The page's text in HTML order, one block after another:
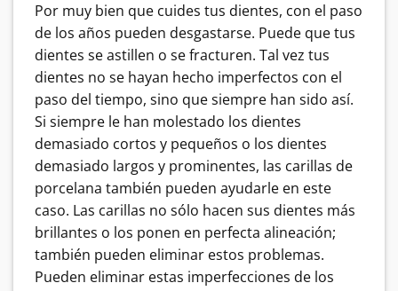
Por muy bien que cuides tus dientes, con el paso
de los años pueden desgastarse. Puede que tus
dientes se astillen o se fracturen. Tal vez tus
dientes no se hayan hecho imperfectos con el
paso del tiempo, sino que siempre han sido así.
Si siempre le han molestado los dientes
demasiado cortos y pequeños o los dientes
demasiado largos y prominentes, las carillas de
porcelana también pueden ayudarle en este
caso. Las carillas no sólo hacen sus dientes más
brillantes o los ponen en perfecta alineación;
también pueden eliminar estos problemas.
Pueden eliminar estas imperfecciones de los